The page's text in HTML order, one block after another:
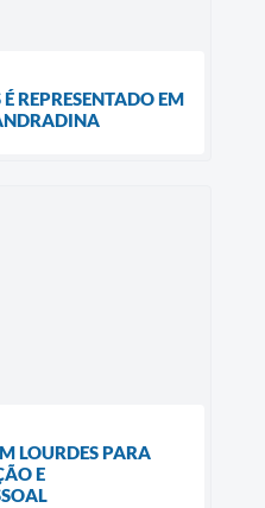
REPRESENTADO EM
LOURDES PARA
E